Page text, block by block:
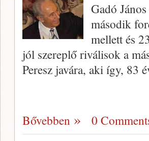
Gadó
második
mellett és
jól szereplő riválisok a
Peresz javára, aki így, 83
Bővebben 0